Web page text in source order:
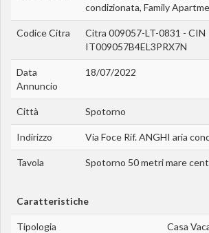
condizionata, Family
Codice Citra
Citra 009057-LT-0831 - CIN
IT009057B4EL3PRX7N
Data
Annuncio
18/07/2022
Città Spotorno
Indirizzo Via Foce Rif. ANGHI aria
Tavola Spotorno 50 metri mare
Caratteristiche
Tipologia Casa